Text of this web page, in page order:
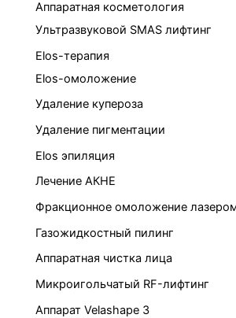
Аппаратная косметология
Ультразвуковой SMAS лифтинг
Elos-терапия
Elos-омоложение
Удаление купероза
Удаление пигментации
Elos эпиляция
Лечение АКНЕ
Фракционное омоложение
Газожидкостный пилинг
Аппаратная чистка лица
Микроигольчатый RF-лифтинг
Аппарат Velashape 3